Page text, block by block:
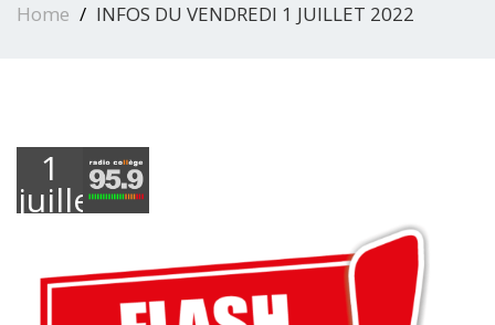
Home INFOS DU VENDREDI 1 JUILLET 2022
1
juillet